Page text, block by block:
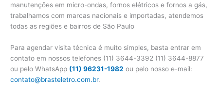
manutenções em micro-ondas, fornos elétricos e fornos a gás,
trabalhamos com marcas nacionais e importadas, atendemos
todas as regiões e bairros de São Paulo
Para agendar visita técnica é muito simples, basta entrar em
contato em nossos telefones (11) 3644-3392 (11) 3644-8877
ou pelo WhatsApp (11) 96231-1982 ou pelo nosso e-mail:
contato@brasteletro.com.br.